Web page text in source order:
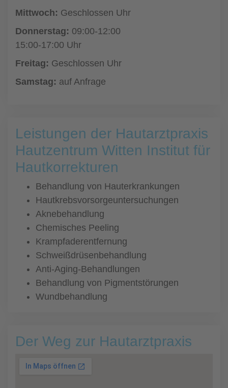
Mittwoch: Geschlossen Uhr
Donnerstag: 09:00-12:00
15:00-17:00 Uhr
Freitag: Geschlossen Uhr
Samstag: auf Anfrage
Leistungen der Hautarztpraxis
Hautzentrum Witten Institut für
Hautkorrekturen
Behandlung von Hauterkrankungen
Hautkrebsvorsorgeuntersuchungen
Aknebehandlung
Chemisches Peeling
Krampfaderentfernung
Schweißdrüsenbehandlung
Anti-Aging-Behandlungen
Behandlung von Pigmentstörungen
Wundbehandlung
Der Weg zur Hautarztpraxis